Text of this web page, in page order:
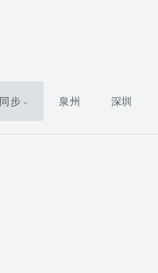
步 泉州 深圳